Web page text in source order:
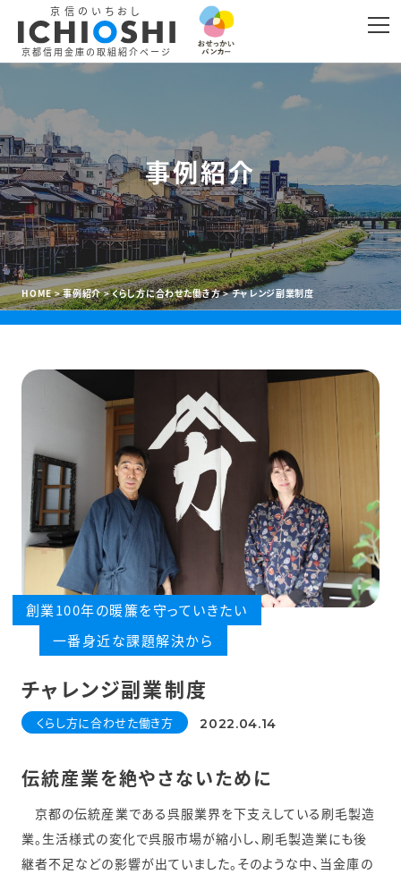
京信のいちおし
京都信用金庫の取組紹介ページ
事例紹介
HOME 事例紹介 くらし方に合わせた働き方 チャレンジ副業制度
創業100年の暖簾を守っていきたい
一番身近な課題解決から
チャレンジ副業制度
くらし方に合わせた働き方 2022.04.14
伝統産業を絶やさないために
京都の伝統産業である呉服業界を下支えしている刷毛製造
業。生活様式の変化で呉服市場が縮小し、刷毛製造業にも後
継者不足などの影響が出ていました。そのような中、当金庫の
リンクをコピー